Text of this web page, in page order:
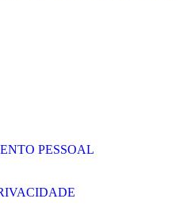
PESSOAL